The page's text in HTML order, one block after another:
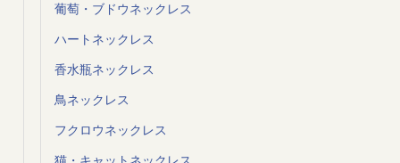
葡萄・ブドウネックレス
ハートネックレス
香水瓶ネックレス
鳥ネックレス
フクロウネックレス